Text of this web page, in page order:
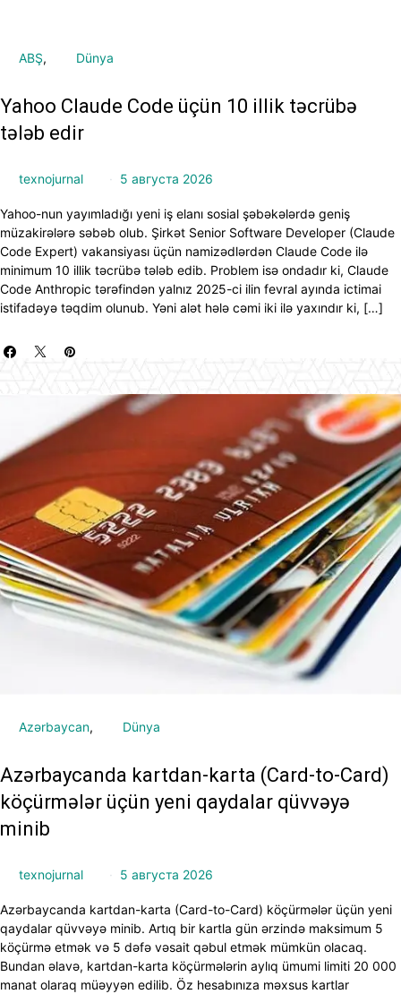
ABŞ Dünya
Yahoo Claude Code üçün 10 illik təcrübə
tələb edir
texnojurnal 5 августа 2026
Yahoo-nun yayımladığı yeni iş elanı sosial şəbəkələrdə geniş
müzakirələrə səbəb olub. Şirkət Senior Software Developer (Claude
Code Expert) vakansiyası üçün namizədlərdən Claude Code ilə
minimum 10 illik təcrübə tələb edib. Problem isə ondadır ki, Claude
Code Anthropic tərəfindən yalnız 2025-ci ilin fevral ayında ictimai
istifadəyə təqdim olunub. Yəni alət hələ cəmi iki ilə yaxındır ki, […]
Azərbaycan Dünya
Azərbaycanda kartdan-karta (Card-to-Card)
köçürmələr üçün yeni qaydalar qüvvəyə
minib
texnojurnal 5 августа 2026
Azərbaycanda kartdan-karta (Card-to-Card) köçürmələr üçün yeni
qaydalar qüvvəyə minib. Artıq bir kartla gün ərzində maksimum 5
köçürmə etmək və 5 dəfə vəsait qəbul etmək mümkün olacaq.
Bundan əlavə, kartdan-karta köçürmələrin aylıq ümumi limiti 20 000
manat olaraq müəyyən edilib. Öz hesabınıza məxsus kartlar